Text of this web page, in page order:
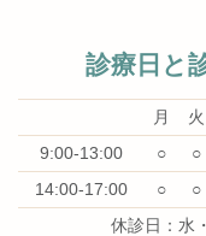
診療日と
月
火
9:00-13:00
○
○
14:00-17:00
○
○
休診日：水